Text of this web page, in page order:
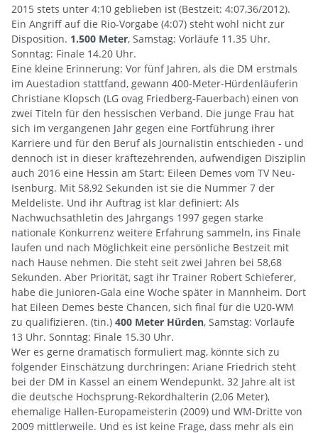
2015 stets unter 4:10 geblieben ist (Bestzeit: 4:07,36/2012).
Ein Angriff auf die Rio-Vorgabe (4:07) steht wohl nicht zur
Disposition. 1.500 Meter, Samstag: Vorläufe 11.35 Uhr.
Sonntag: Finale 14.20 Uhr.
Eine kleine Erinnerung: Vor fünf Jahren, als die DM erstmals
im Auestadion stattfand, gewann 400-Meter-Hürdenläuferin
Christiane Klopsch (LG ovag Friedberg-Fauerbach) einen von
zwei Titeln für den hessischen Verband. Die junge Frau hat
sich im vergangenen Jahr gegen eine Fortführung ihrer
Karriere und für den Beruf als Journalistin entschieden - und
dennoch ist in dieser kräftezehrenden, aufwendigen Disziplin
auch 2016 eine Hessin am Start: Eileen Demes vom TV Neu-
Isenburg. Mit 58,92 Sekunden ist sie die Nummer 7 der
Meldeliste. Und ihr Auftrag ist klar definiert: Als
Nachwuchsathletin des Jahrgangs 1997 gegen starke
nationale Konkurrenz weitere Erfahrung sammeln, ins Finale
laufen und nach Möglichkeit eine persönliche Bestzeit mit
nach Hause nehmen. Die steht seit zwei Jahren bei 58,68
Sekunden. Aber Priorität, sagt ihr Trainer Robert Schieferer,
habe die Junioren-Gala eine Woche später in Mannheim. Dort
hat Eileen Demes beste Chancen, sich final für die U20-WM
zu qualifizieren. (tin.) 400 Meter Hürden, Samstag: Vorläufe
13 Uhr. Sonntag: Finale 15.30 Uhr.
Wer es gerne dramatisch formuliert mag, könnte sich zu
folgender Einschätzung durchringen: Ariane Friedrich steht
bei der DM in Kassel an einem Wendepunkt. 32 Jahre alt ist
die deutsche Hochsprung-Rekordhalterin (2,06 Meter),
ehemalige Hallen-Europameisterin (2009) und WM-Dritte von
2009 mittlerweile. Und es ist keine Frage, dass mehr als ein